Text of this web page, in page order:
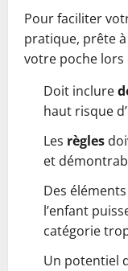
Pour faciliter
pratique, prête
votre poche lors
Doit inclure
haut risque
Les règles
et
Des éléments
l’enfant
catégorie
Un potentiel